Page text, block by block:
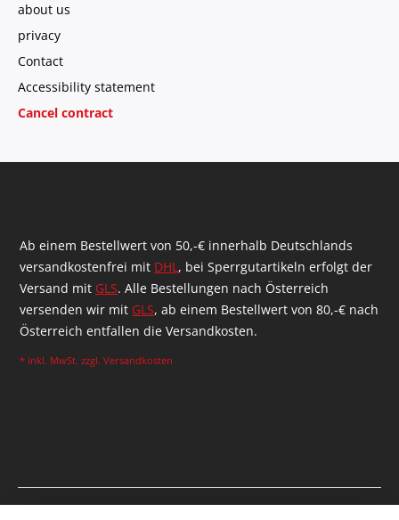
about us
privacy
Contact
Accessibility statement
Cancel contract
Ab einem Bestellwert von 50,-€ innerhalb Deutschlands
versandkostenfrei mit DHL, bei Sperrgutartikeln erfolgt der
Versand mit GLS. Alle Bestellungen nach Österreich
versenden wir mit GLS, ab einem Bestellwert von 80,-€ nach
Österreich entfallen die Versandkosten.
* inkl. MwSt. zzgl. Versandkosten